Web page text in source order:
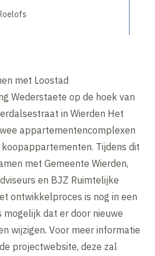
met Loostad
Wederstaete op de hoek van
in Wierden Het
appartementencomplexen
Tijdens dit
met Gemeente Wierden,
en BJZ Ruimtelijke
ontwikkelproces is nog in een
mogelijk dat er door nieuwe
wijzigen. Voor meer informatie
projectwebsite, deze zal